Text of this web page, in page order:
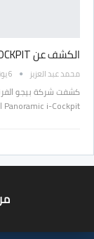
الكشف عن Panoramic i-COCKPIT القادم في بيجو 3008
محمد عبد العزيز 6 يونيو 2023
كشفت شركة بيجو
Panoramic i-Cockpit الجديدة كُليًا، والذي من…